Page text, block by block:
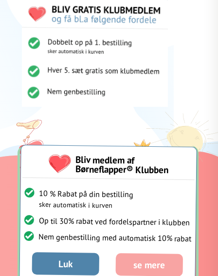
Blog
Kontakt
os
Butikker
Cookie
politik
Copyright © 2022 Børneflapper®
Bliv medlem af
Børneflapper® Klubben
10 % Rabat på din bestilling
sker automatisk i kurven
Op til 30% rabat ved fordelspartner i klubben
Nem genbestilling med automatisk 10% rabat
Luk se mere